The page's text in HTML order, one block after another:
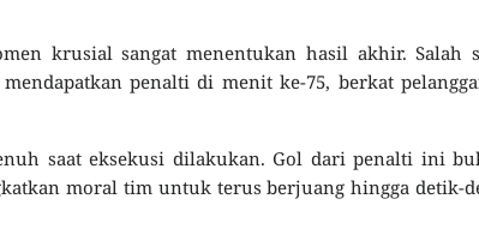
krusial sangat menentukan hasil akhir. Salah
penalti di menit ke-75, berkat
saat eksekusi dilakukan. Gol dari penalti ini
moral tim untuk terus berjuang hingga detik-